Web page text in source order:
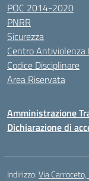
POC 2014-2020
PNRR
Sicurezza
Centro Antiviolenza
Codice Disciplinare
Area Riservata
Amministrazione
Dichiarazione di
Indirizzo:Via